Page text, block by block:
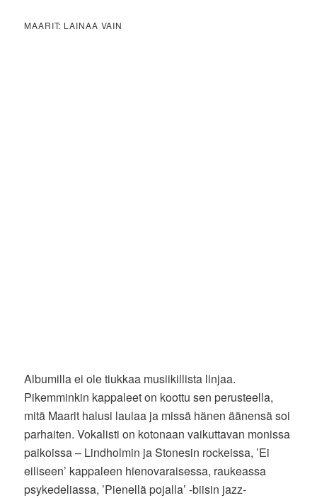
MAARIT: LAINAA VAIN
Albumilla ei ole tiukkaa musiikillista linjaa.
Pikemminkin kappaleet on koottu sen perusteella,
mitä Maarit halusi laulaa ja missä hänen äänensä soi
parhaiten. Vokalisti on kotonaan vaikuttavan monissa
paikoissa – Lindholmin ja Stonesin rockeissa, ’Ei
eiliseen’ kappaleen hienovaraisessa, raukeassa
psykedeliassa, ’Pienellä pojalla’ -biisin jazz-